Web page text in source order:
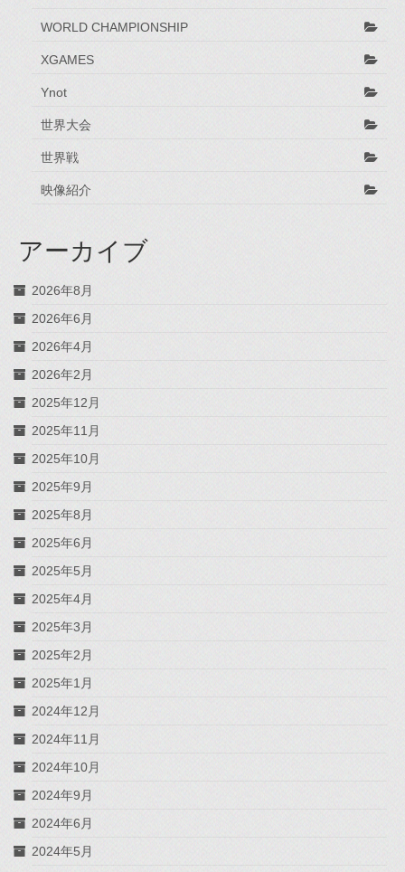
WORLD CHAMPIONSHIP
XGAMES
Ynot
世界大会
世界戦
映像紹介
アーカイブ
2026年8月
2026年6月
2026年4月
2026年2月
2025年12月
2025年11月
2025年10月
2025年9月
2025年8月
2025年6月
2025年5月
2025年4月
2025年3月
2025年2月
2025年1月
2024年12月
2024年11月
2024年10月
2024年9月
2024年6月
2024年5月